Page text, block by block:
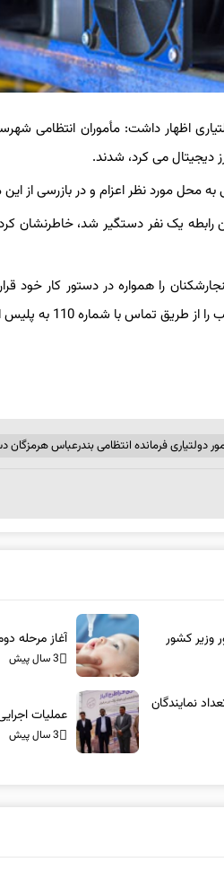
اظهار داشت: مأموران انتظامی
دیجیتال می کرد، شدند.
بازرسی از این منزل 21دستگاه ماینر فاقد مجوز را
را همواره در دستور کار خود
با شماره 110 به پلیس اطلاع دهند.
دولتیاری فرمانده انتظامی بندرعباس
وزیر کشور آغاز مرحله
3 سال پیش
نمایندگان‌
عملیات
3 سال پیش